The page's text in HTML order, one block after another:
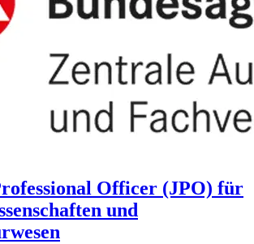
Officer (JPO) für
und